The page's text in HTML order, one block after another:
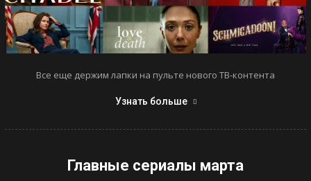
Все еще держим лапки на пульте нового ТВ-контента
Узнать больше
Главные сериалы марта